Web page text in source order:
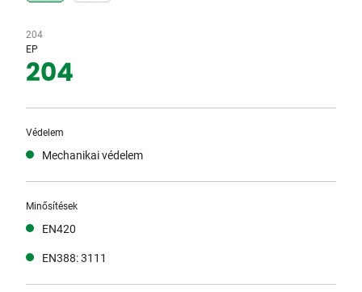
204
EP
204
Védelem
Mechanikai védelem
Minősítések
EN420
EN388: 3111